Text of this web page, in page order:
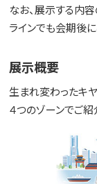
なお、展示する内
ラインでも会期後
展示概要
生まれ変わったキ
４つのゾーンでご紹